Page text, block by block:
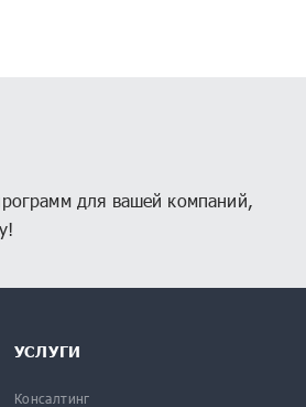
для вашей компаний,
УСЛУГИ
Консалтинг